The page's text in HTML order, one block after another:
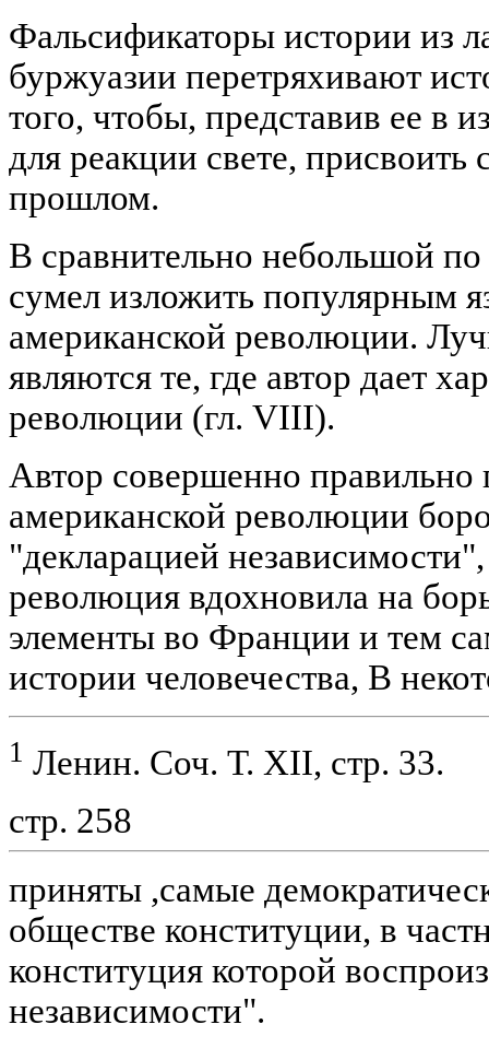
Фальсификаторы истории из
буржуазии перетряхивают
того, чтобы, представив ее в
для реакции свете, присвоить
прошлом.
В сравнительно небольшой
сумел изложить популярным
американской революции.
являются те, где автор дает
революции (гл. VIII).
Автор совершенно правильно
американской революции
"декларацией
революция вдохновила на
элементы во Франции и тем
истории человечества, В
1 Ленин. Соч. Т. XII, стр. 33.
стр. 258
приняты ,самые
обществе конституции, в
конституция которой
независимости".